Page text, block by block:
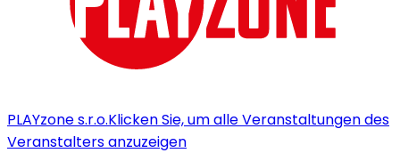
PLAYzone s.r.o.Klicken Sie, um alle Veranstaltungen des
Veranstalters anzuzeigen